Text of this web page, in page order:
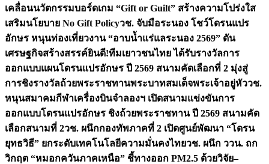
เคลื่อนนวัตกรรมบอร์ดเกม “Gift or Guilt” สร้างความโปร่งใส
เสริมนโยบาย No Gift Policyวช. จับมือระนอง โชว์โดรนแปร
อักษร หนุนท่องเที่ยวงาน “อาบน้ำแร่แลระนอง 2569” ดัน
เศรษฐกิจสร้างสรรค์ยินดี!ทีมเยาวชนไทย ได้รับรางวัลการ
ออกแบบแผนโดรนแปรอักษร ปี 2569 สนามคัดเลือกที่ 2 มุ่งสู่
การชิงรางวัลถ้วยพระราชทานพระบาทสมเด็จพระเจ้าอยู่หัววช.
หนุนสมาคมกีฬาเครื่องบินจำลองฯ เปิดสนามแข่งขันการ
ออกแบบโดรนแปรอักษร ชิงถ้วยพระราชทาน ปี 2569 สนามคัด
เลือกสนามที่ 2วช. ผนึกกองทัพภาคที่ 2 เปิดศูนย์พัฒนา “โดรน
ยุทธวิธี” ยกระดับเทคโนโลยีความมั่นคงไทยวช. ผนึก ววน. ถก
วิกฤต “หมอกควันภาคเหนือ” ชี้ทางออก PM2.5 ด้วยวิจัย–